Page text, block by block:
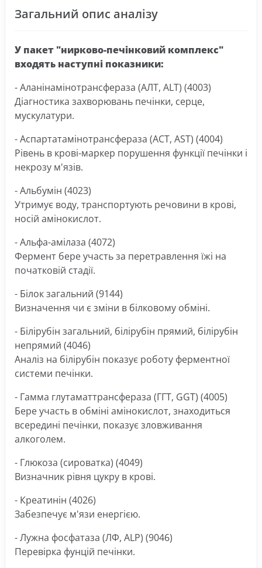
Загальний опис аналізу
У пакет "нирково-печінковий комплекс"
входять наступні показники:
- Аланінамінотрансфераза (АЛТ, ALT) (4003)
Діагностика захворювань печінки, серце,
мускулатури.
- Аспартатамінотрансфераза (АСТ, AST) (4004)
Рівень в крові-маркер порушення функції печінки і
некрозу м'язів.
- Альбумін (4023)
Утримує воду, транспортують речовини в крові,
носій амінокислот.
- Альфа-амілаза (4072)
Фермент бере участь за перетравлення їжі на
початковій стадії.
- Білок загальний (9144)
Визначення чи є зміни в білковому обміні.
- Білірубін загальний, білірубін прямий, білірубін
непрямий (4046)
Аналіз на білірубін показує роботу ферментної
системи печінки.
- Гамма глутаматтрансфераза (ГГТ, GGT) (4005)
Бере участь в обміні амінокислот, знаходиться
всередині печінки, показує зловживання
алкоголем.
- Глюкоза (сироватка) (4049)
Визначник рівня цукру в крові.
- Креатинін (4026)
Забезпечує м'язи енергією.
- Лужна фосфатаза (ЛФ, ALP) (9046)
Перевірка фунцій печінки.